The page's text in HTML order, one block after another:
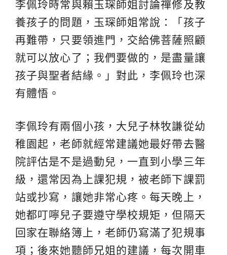
李佩玲時常與賴玉琛師姐討論禪修及教
養孩子的問題，玉琛師姐常說：「孩子
再難帶，只要領進門，交給佛菩薩照顧
就可以放心了；我們要做的，是盡量讓
孩子與聖者結緣。」對此，李佩玲也深
有體悟。
李佩玲有兩個小孩，大兒子林牧謙從幼
稚園起，老師就經常建議她最好帶去醫
院評估是不是過動兒，一直到小學三年
級，還常因為上課犯規，被老師下課罰
站或抄寫，讓她非常心疼。每天晚上，
她都叮嚀兒子要遵守學校規矩，但隔天
回家在聯絡簿上，老師仍寫滿了犯規事
項；後來她聽師兄姐的建議，每次開車